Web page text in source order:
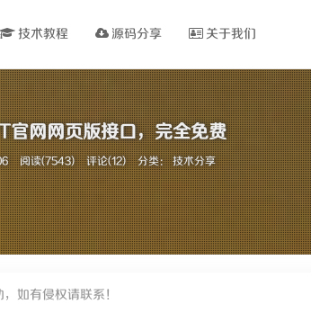
技术教程 源码分享 关于我们
官网网页版接口，完全免费
阅读(7543) 评论(12) 分类：技术分享
如有侵权请联系！